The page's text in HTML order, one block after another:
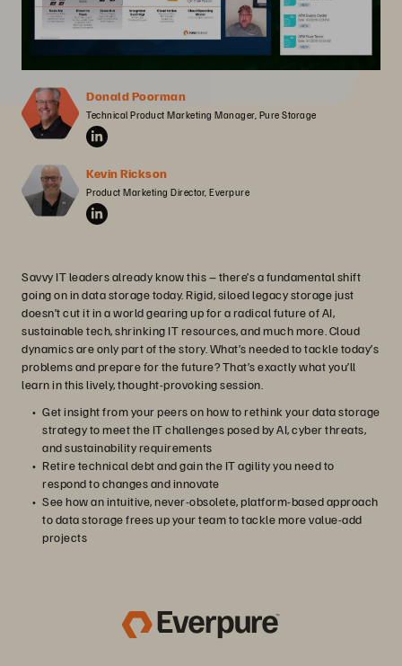
Donald Poorman
Technical Product Marketing Manager, Pure Storage
Kevin Rickson
Product Marketing Director, Everpure
Savvy IT leaders already know this – there’s a fundamental shift
going on in data storage today. Rigid, siloed legacy storage just
doesn’t cut it in a world gearing up for a radical future of AI,
sustainable tech, shrinking IT resources, and much more. Cloud
dynamics are only part of the story. What’s needed to tackle today’s
problems and prepare for the future? That’s exactly what you’ll
learn in this lively, thought-provoking session.
Get insight from your peers on how to rethink your data storage
strategy to meet the IT challenges posed by AI, cyber threats,
and sustainability requirements
Retire technical debt and gain the IT agility you need to
respond to changes and innovate
See how an intuitive, never-obsolete, platform-based approach
to data storage frees up your team to tackle more value-add
projects